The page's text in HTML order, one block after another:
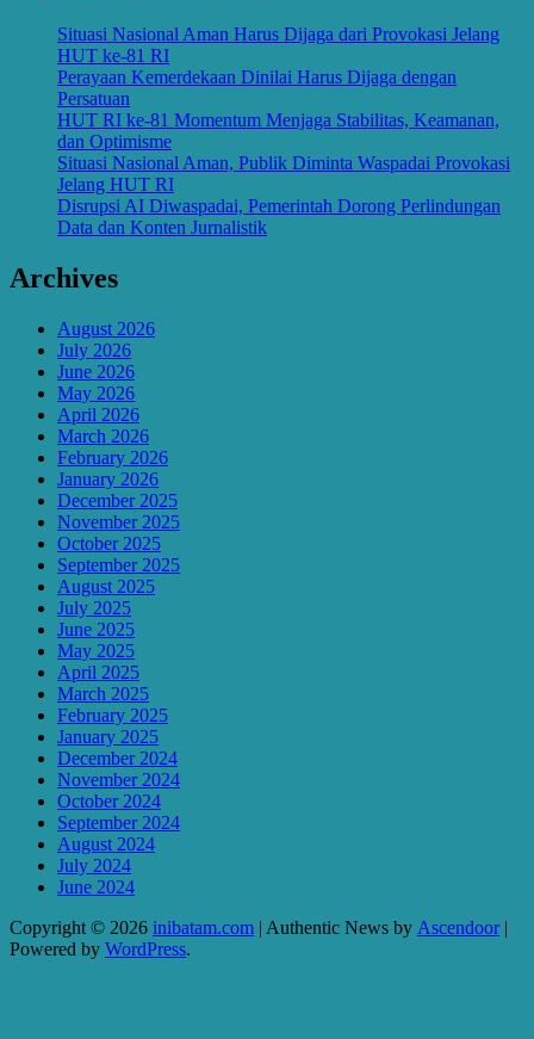
Situasi Nasional Aman Harus Dijaga dari Provokasi Jelang
HUT ke-81 RI
Perayaan Kemerdekaan Dinilai Harus Dijaga dengan
Persatuan
HUT RI ke-81 Momentum Menjaga Stabilitas, Keamanan,
dan Optimisme
Situasi Nasional Aman, Publik Diminta Waspadai Provokasi
Jelang HUT RI
Disrupsi AI Diwaspadai, Pemerintah Dorong Perlindungan
Data dan Konten Jurnalistik
Archives
August 2026
July 2026
June 2026
May 2026
April 2026
March 2026
February 2026
January 2026
December 2025
November 2025
October 2025
September 2025
August 2025
July 2025
June 2025
May 2025
April 2025
March 2025
February 2025
January 2025
December 2024
November 2024
October 2024
September 2024
August 2024
July 2024
June 2024
Copyright © 2026 inibatam.com | Authentic News by Ascendoor|
Powered by WordPress.